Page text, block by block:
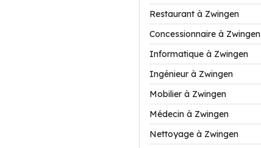
Restaurant à Zwingen
Concessionnaire à Zwingen
Informatique à Zwingen
Ingénieur à Zwingen
Mobilier à Zwingen
Médecin à Zwingen
Nettoyage à Zwingen